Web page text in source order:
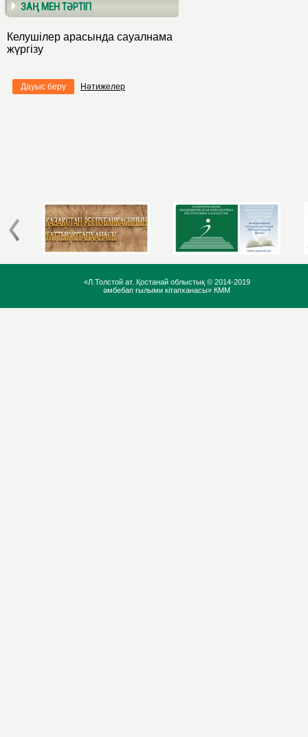
ЗАҢ МЕН ТӘРТІП
Келушілер арасында сауалнама
жүргізу
Дауыс беру Нәтижелер
«Л.Толстой ат. Қостанай облыстық © 2014-2019
әмбебап ғылыми кітапханасы» КММ